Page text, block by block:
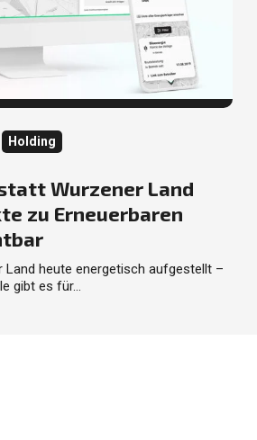
HoldingKategorie
Wurzener Land
zu Erneuerbaren
Land heute energetisch aufgestellt –
gibt es für…